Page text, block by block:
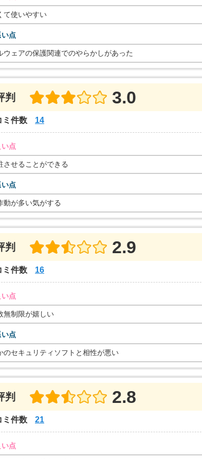
て使いやすい
い点
ウェアの保護関連でのやらかしがあった
判 3.0
ミ件数 14
い点
させることができる
い点
動が多い気がする
判 2.9
ミ件数 16
い点
無制限が嬉しい
い点
のセキュリティソフトと相性が悪い
判 2.8
ミ件数 21
い点